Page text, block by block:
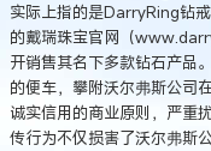
实际上指的是DarryRing钻
的戴瑞珠宝官网（
开销售其名下多款钻石产品
的便车，攀附沃尔弗斯公司
诚实信用的商业原则，严重
传行为不仅损害了沃尔弗斯